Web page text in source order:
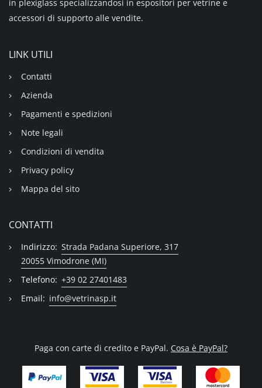
in plexiglass specializzandosi in espositori per vetrine e
accessori di supporto alle vendite.
LINK UTILI
Contatti
Azienda
Pagamenti e spedizioni
Note legali
Condizioni di vendita
Privacy policy
Mappa del sito
CONTATTI
Indirizzo: Strada Padana Superiore, 317
20055 Vimodrone (MI)
Telefono: +39 02 27401483
Email: info@vetrinasp.it
Paga con carte di credito e PayPal. Cosa è PayPal?